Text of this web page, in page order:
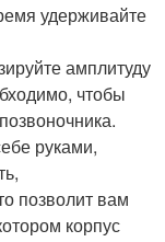
удерживайте
амплитуду
чтобы
руками,
позволит вам
корпус